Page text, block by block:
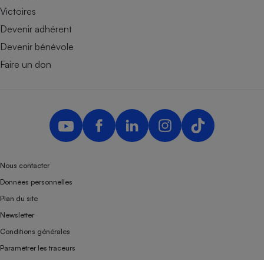
Victoires
Devenir adhérent
Devenir bénévole
Faire un don
Nous contacter
Données personnelles
Plan du site
Newsletter
Conditions générales
Paramétrer les traceurs